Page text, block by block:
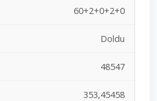
60+2+0+2+0
Doldu
48547
353,45458